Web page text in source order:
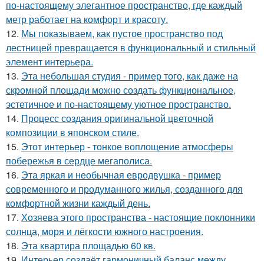
по-настоящему элегантное пространство, где каждый
метр работает на комфорт и красоту.
12. Мы показываем, как пустое пространство под
лестницей превращается в функциональный и стильный
элемент интерьера.
13. Эта небольшая студия - пример того, как даже на
скромной площади можно создать функциональное,
эстетичное и по-настоящему уютное пространство.
14. Процесс создания оригинальной цветочной
композиции в японском стиле.
15. Этот интерьер - тонкое воплощение атмосферы
побережья в сердце мегаполиса.
16. Эта яркая и необычная евродвушка - пример
современного и продуманного жилья, созданного для
комфортной жизни каждый день.
17. Хозяева этого пространства - настоящие поклонники
солнца, моря и лёгкости южного настроения.
18. Эта квартира площадью 60 кв.